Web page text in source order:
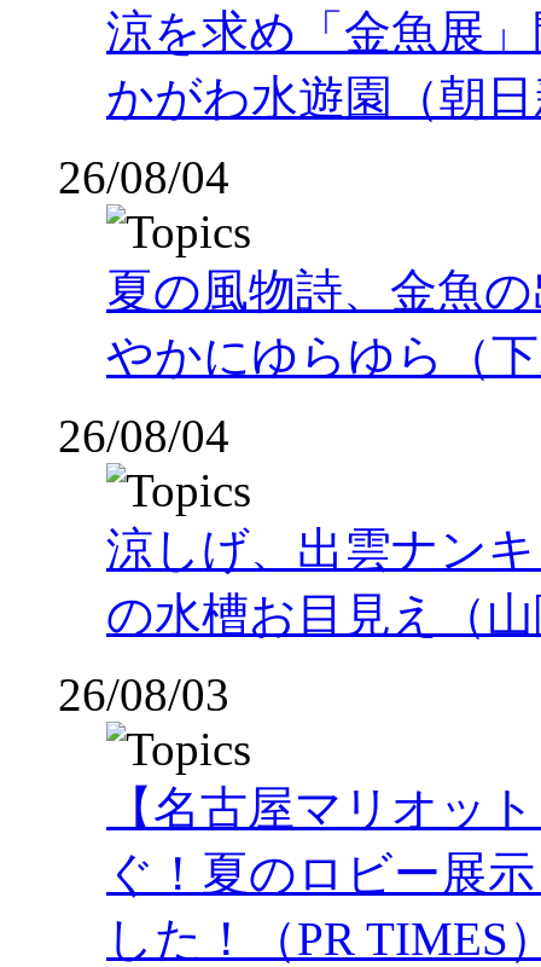
涼を求め「金魚展
かがわ水遊園（朝
26/08/04
夏の風物詩、金魚
やかにゆらゆら（
26/08/04
涼しげ、出雲ナン
の水槽お目見え（
26/08/03
【名古屋マリオッ
ぐ！夏のロビー展
した！（PR TIMES